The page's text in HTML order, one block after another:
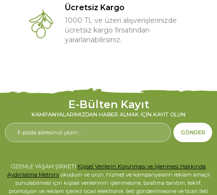
Ücretsiz Kargo
1000 TL ve üzeri alışverişlerinizde
ücretsiz kargo fırsatından
yararlanabilirsiniz.
E-Bülten Kayıt
KAMPANYALARIMIZDAN HABER ALMAK İÇIN KAYIT OLUN
GÖNDER
ÖZEMLE YAŞAM ŞİRKETİ Kişisel Verilerin Korunması ve İşlenmesi Hakkında
Aydınlatma Metnini okudum ve ürün, hizmet ve kampanyaların reklam amaçlı
sunulabilmesi için kişisel verilerimin işlenmesine, tarafıma tanıtım, teklif,
promosyon ve reklam içerikli ticari elektronik ileti gönderilmesine ve ticari ileti